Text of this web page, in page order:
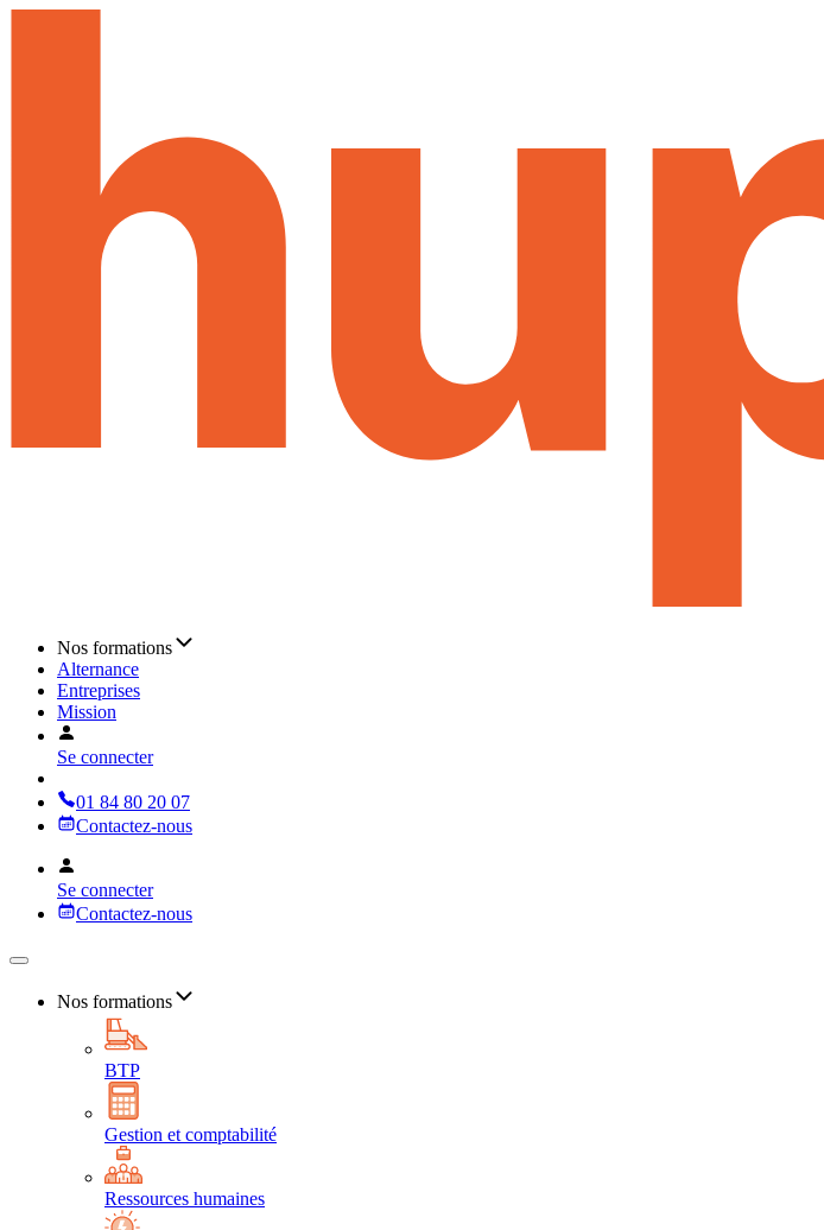
Nos formations
Alternance
Entreprises
Mission
Se connecter
01 84 80 20 07
Contactez-nous
Se connecter
Contactez-nous
Nos formations
BTP
Gestion et comptabilité
Ressources humaines